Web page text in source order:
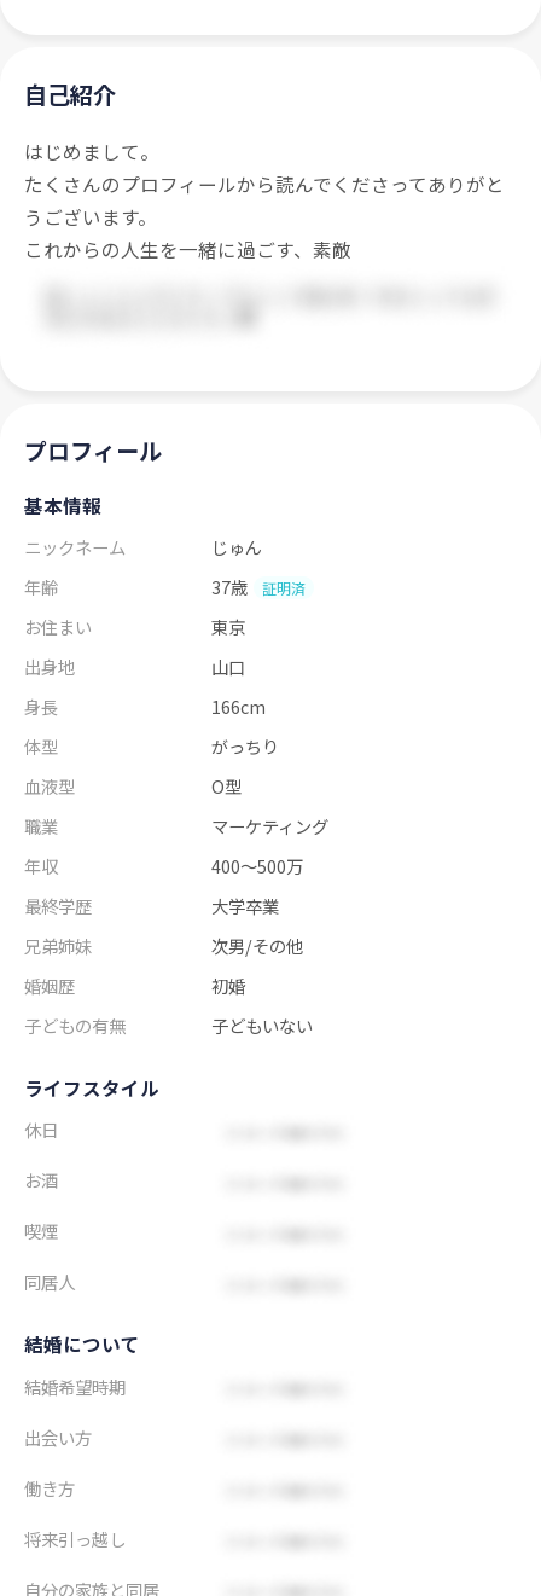
自己紹介
はじめまして。
たくさんのプロフィールから読んでくださってありがと
うございます。
これからの人生を一緒に過ごす、素敵
プロフィール
基本情報
ニックネーム
じゅん
年齢
37歳 証明済
お住まい
東京
出身地
山口
身長
166cm
体型
がっちり
血液型
O型
職業
マーケティング
年収
400～500万
最終学歴
大学卒業
兄弟姉妹
次男/その他
婚姻歴
初婚
子どもの有無
子どもいない
ライフスタイル
休日
お酒
喫煙
同居人
結婚について
結婚希望時期
出会い方
働き方
将来引っ越し
自分の家族と同居